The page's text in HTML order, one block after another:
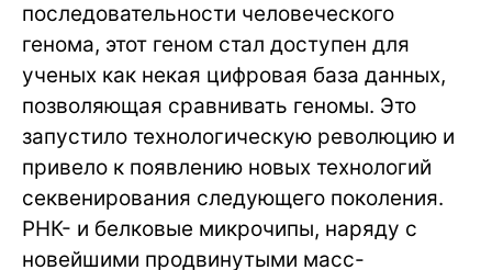
последовательности человеческого
генома, этот геном стал доступен для
ученых как некая цифровая база данных,
позволяющая сравнивать геномы. Это
запустило технологическую революцию и
привело к появлению новых технологий
секвенирования следующего поколения.
РНК- и белковые микрочипы, наряду с
новейшими продвинутыми масс-